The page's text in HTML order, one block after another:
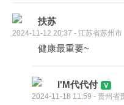
扶苏
2024-11-12 20:37 - 江苏省苏州市
健康最重要~
I'M代代付
2024-11-18 11:59 - 贵州省